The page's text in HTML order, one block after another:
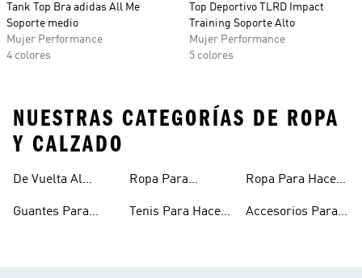
Tank Top Bra adidas All Me
Soporte medio
Mujer Performance
4 colores
Top Deportivo TLRD Impact
Training Soporte Alto
Mujer Performance
5 colores
NUESTRAS CATEGORÍAS DE ROPA
Y CALZADO
De Vuelta Al
Guantes Para
Ropa Para
Entrenamiento
Tenis Para Hacer
Entrenar
Ropa Para Hacer
Accesorios Para